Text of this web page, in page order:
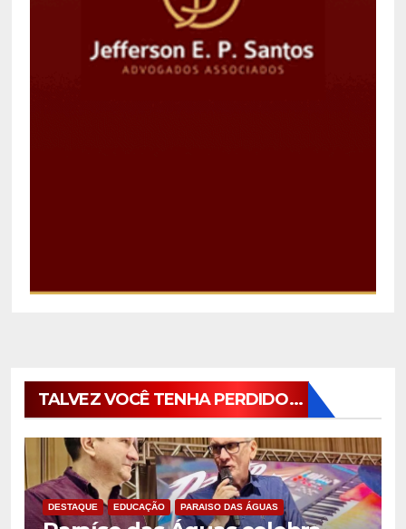
TALVEZ VOCÊ TENHA PERDIDO...
DESTAQUE EDUCAÇÃO PARAISO DAS ÁGUAS